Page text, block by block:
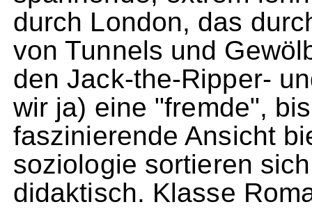
durch London, das
von Tunnels und
den Jack-the-Ripper-
wir ja) eine "fremde",
faszinierende Ansicht
soziologie sortieren
didaktisch. Klasse